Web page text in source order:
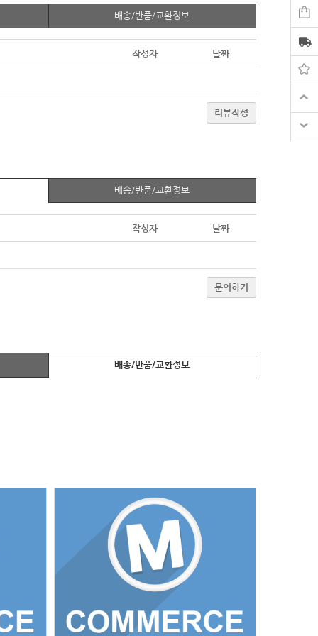
배송/반품/교환정보
작성자 날짜
리뷰작성
배송/반품/교환정보
작성자 날짜
문의하기
배송/반품/교환정보